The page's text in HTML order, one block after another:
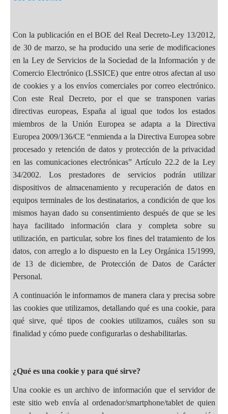
Con la publicación en el BOE del Real Decreto-Ley 13/2012,
de 30 de marzo, se ha producido una serie de modificaciones
en la Ley de Servicios de la Sociedad de la Información y de
Comercio Electrónico (LSSICE) que entre otros afectan al uso
de cookies y a los envíos comerciales por correo electrónico.
Con este Real Decreto, por el que se transponen varias
directivas europeas, España al igual que todos los estados
miembros de la Unión Europea se adapta a la Directiva
Europea 2009/136/CE “enmienda a la Directiva Europea sobre
procesado y retención de datos y protección de la privacidad
en las comunicaciones electrónicas” Artículo 22.2 de la Ley
34/2002. Los prestadores de servicios podrán utilizar
dispositivos de almacenamiento y recuperación de datos en
equipos terminales de los destinatarios, a condición de que los
mismos hayan dado su consentimiento después de que se les
haya facilitado información clara y completa sobre su
utilización, en particular, sobre los fines del tratamiento de los
datos, con arreglo a lo dispuesto en la Ley Orgánica 15/1999,
de 13 de diciembre, de Protección de Datos de Carácter
Personal.
A continuación le informamos de manera clara y precisa sobre
las cookies que utilizamos, detallando qué es una cookie, para
qué sirve, qué tipos de cookies utilizamos, cuáles son su
finalidad y cómo puede configurarlas o deshabilitarlas.
¿Qué es una cookie y para qué sirve?
Una cookie es un archivo de información que el servidor de
este sitio web envía al ordenador/smartphone/tablet de quien